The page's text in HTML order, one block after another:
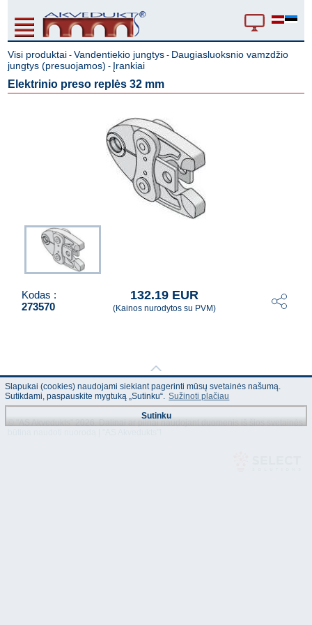
Visi produktai -Vandentiekio jungtys - Daugiasluoksnio vamzdžio
jungtys (presuojamos) - Įrankiai
Elektrinio preso replės 32 mm
Kodas :
273570
132.19 EUR
(Kainos nurodytos su PVM)
© "AS Akvedukts" 2026. Dalinai ar pilnai naudojant duomenis iš šios svetainės
Slapukai (cookies) naudojami siekiant pagerinti mūsų svetainės našumą.
Sutikdami, paspauskite mygtuką „Sutinku“. Sužinoti plačiau
Sutinku